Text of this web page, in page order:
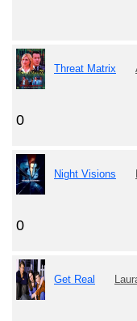
Threat Matrix
0
Night Visions
0
Get Real